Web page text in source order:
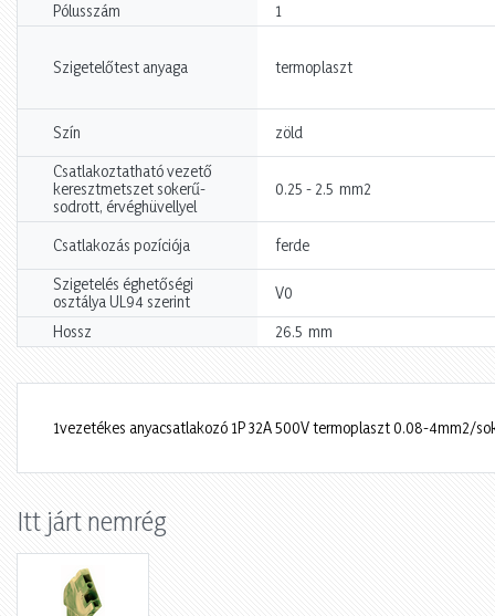
Pólusszám 1
Szigetelőtest anyaga termoplaszt
Szín zöld
Csatlakoztatható vezető
keresztmetszet sokerű-
sodrott, érvéghüvellyel
0.25 - 2.5 mm2
Csatlakozás pozíciója ferde
Szigetelés éghetőségi
osztálya UL94 szerint
V0
Hossz 26.5 mm
1vezetékes anyacsatlakozó 1P 32A 500V termoplaszt 0.08-4mm2/
Itt járt nemrég